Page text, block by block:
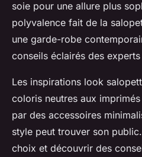
soie pour une allure plus
polyvalence fait de la
une garde-robe
conseils éclairés des
Les inspirations look
coloris neutres aux
par des accessoires
style peut trouver son
choix et découvrir des